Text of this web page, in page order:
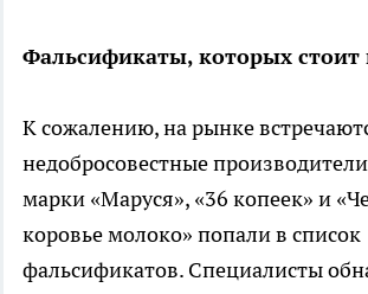
Фальсификаты, которых стоит
К сожалению, на рынке
недобросовестные
марки «Маруся», «36 копеек» и
коровье молоко» попали в список
фальсификатов. Специалисты